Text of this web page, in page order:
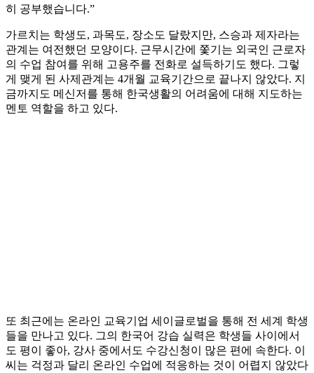
히 공부했습니다.”
가르치는 학생도, 과목도, 장소도 달랐지만, 스승과 제자라는
관계는 여전했던 모양이다. 근무시간에 쫓기는 외국인 근로자
의 수업 참여를 위해 고용주를 전화로 설득하기도 했다. 그렇
게 맺게 된 사제관계는 4개월 교육기간으로 끝나지 않았다. 지
금까지도 메신저를 통해 한국생활의 어려움에 대해 지도하는
멘토 역할을 하고 있다.
또 최근에는 온라인 교육기업 세이글로벌을 통해 전 세계 학생
들을 만나고 있다. 그의 한국어 강습 실력은 학생들 사이에서
도 평이 좋아, 강사 중에서도 수강신청이 많은 편에 속한다. 이
씨는 걱정과 달리 온라인 수업에 적응하는 것이 어렵지 않았다